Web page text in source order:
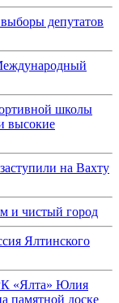
депутатов
школы
высокие
на Вахту
и чистый город
Ялтинского
«Ялта» Юлия
памятной доске